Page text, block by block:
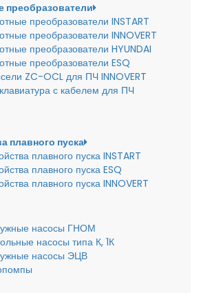
преобразователи
преобразователи INSTART
преобразователи INNOVERT
преобразователи HYUNDAI
преобразователи ESQ
ZC-OCL для ПЧ INNOVERT
с кабелем для ПЧ
плавного пуска
плавного пуска INSTART
плавного пуска ESQ
плавного пуска INNOVERT
насосы ГНОМ
насосы типа К, 1К
насосы ЭЦВ